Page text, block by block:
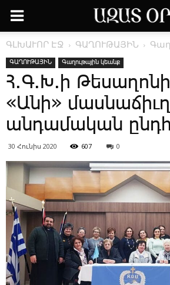
ԳԼԽԱՒՈՐ ԷՋ ԳԱՂՈՒԹԱՅԻՆ
ԳԱՂՈՒԹԱՅԻՆ Գաղութային կեանք
Հ.Գ.Խ.ի
«Անի»
անդամական
30 Հունիս 2020 607 0